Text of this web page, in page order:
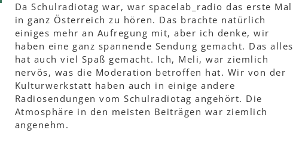
Da Schulradiotag war, war spacelab_radio das erste Mal
in ganz Österreich zu hören. Das brachte natürlich
einiges mehr an Aufregung mit, aber ich denke, wir
haben eine ganz spannende Sendung gemacht. Das alles
hat auch viel Spaß gemacht. Ich, Meli, war ziemlich
nervös, was die Moderation betroffen hat. Wir von der
Kulturwerkstatt haben auch in einige andere
Radiosendungen vom Schulradiotag angehört. Die
Atmosphäre in den meisten Beiträgen war ziemlich
angenehm.